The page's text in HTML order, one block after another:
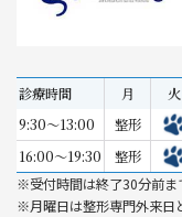
診療時間 月 火
9:30～13:00
整形
16:00～19:30
整形
※受付時間は終了30分前ま
※月曜日は整形専門外来日